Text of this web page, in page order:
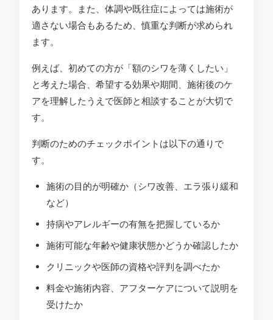
あります。また、体調や既往症によっては施術が
適さない場合もあるため、慎重な判断が求められ
ます。
例えば、初めての方が「額のシワを薄くしたい」
と考えた場合、希望する効果や期間、施術後のケ
アを理解したうえで医師と相談することが大切で
す。
判断のためのチェックポイントは以下の通りで
す。
施術の目的が明確か（シワ改善、エラ張り緩和
など）
持病やアレルギーの有無を把握しているか
施術可能な年齢や健康状態かどうか確認したか
クリニックや医師の資格や評判を調べたか
料金や施術内容、アフターケアについて説明を
受けたか